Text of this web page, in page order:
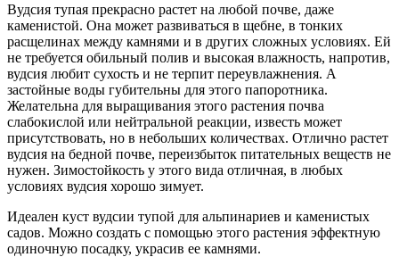
Вудсия тупая прекрасно растет на любой почве, даже
каменистой. Она может развиваться в щебне, в тонких
расщелинах между камнями и в других сложных условиях. Ей
не требуется обильный полив и высокая влажность, напротив,
вудсия любит сухость и не терпит переувлажнения. А
застойные воды губительны для этого папоротника.
Желательна для выращивания этого растения почва
слабокислой или нейтральной реакции, известь может
присутствовать, но в небольших количествах. Отлично растет
вудсия на бедной почве, переизбыток питательных веществ не
нужен. Зимостойкость у этого вида отличная, в любых
условиях вудсия хорошо зимует.
Идеален куст вудсии тупой для альпинариев и каменистых
садов. Можно создать с помощью этого растения эффектную
одиночную посадку, украсив ее камнями.